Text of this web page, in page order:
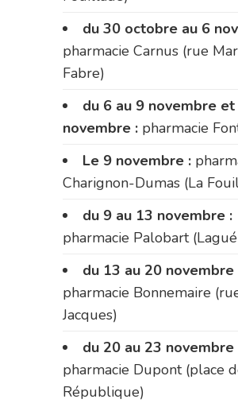
du 30 octobre au 6
pharmacie Carnus (rue
Fabre)
du 6 au 9 novembre et
novembre : pharmacie
Le 9 novembre :
Charignon-Dumas (La
du 9 au 13 novembre :
pharmacie Palobart
du 13 au 20 novembre
pharmacie Bonnemaire
Jacques)
du 20 au 23 novembre
pharmacie Dupont (place
République)